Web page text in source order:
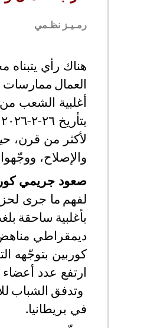
رمـيـز نظـمي
هناك رأي
العمال ممارسات
أغلبية الشعب
لأكثر من قرن،
والإصلاح،
صعود جريمي
لفهم ما جرى
بأغلبية ساحقة
ديمقراطي
كوربين بتوجّهه
ارتفع عدد أعضاء
وتدفق الشباب
في بريطانيا.